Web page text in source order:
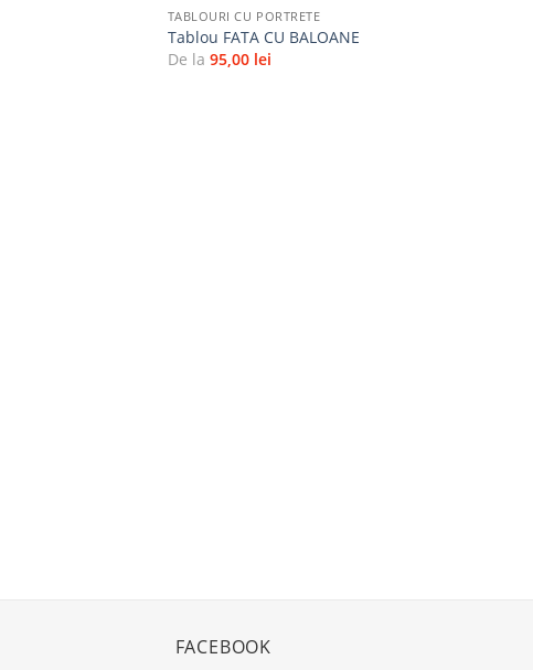
TABLOURI CU PORTRETE
Tablou FATA CU BALOANE
De la 95,00 lei
FACEBOOK